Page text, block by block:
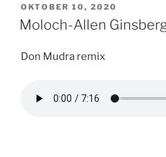
VERÖFFENTLICHT
AM
OKTOBER 10, 2020
Moloch-Allen
Don Mudra remix